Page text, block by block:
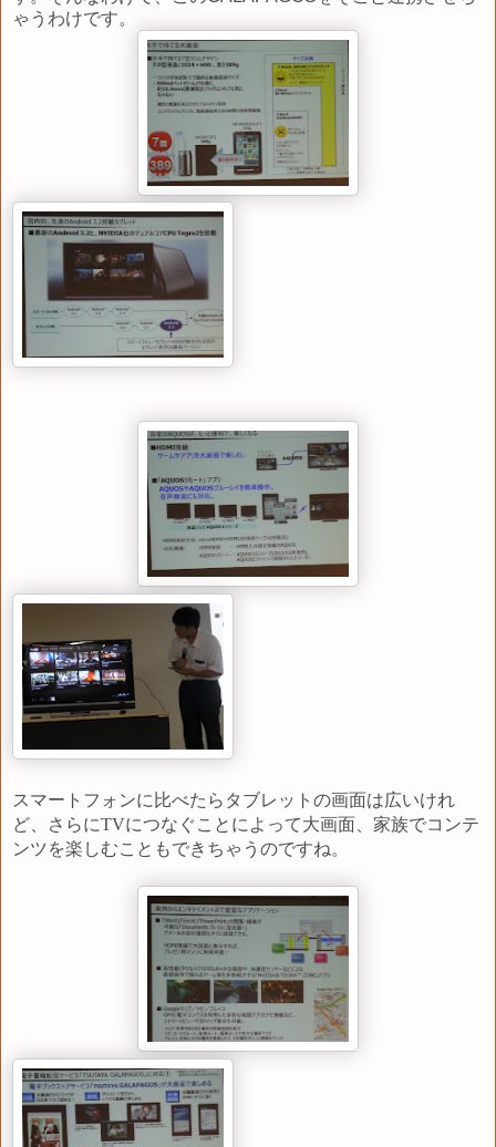
ゃうわけです。
スマートフォンに比べたらタブレットの画面は広いけれ
ど、さらにTVにつなぐことによって大画面、家族でコンテ
ンツを楽しむこともできちゃうのですね。